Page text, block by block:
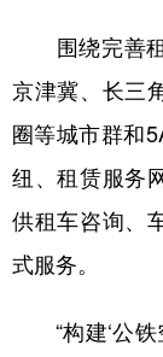
围绕完善租
京津冀、长三
圈等城市群和
纽、租赁服务
供租车咨询、
式服务。
“构建‘公铁